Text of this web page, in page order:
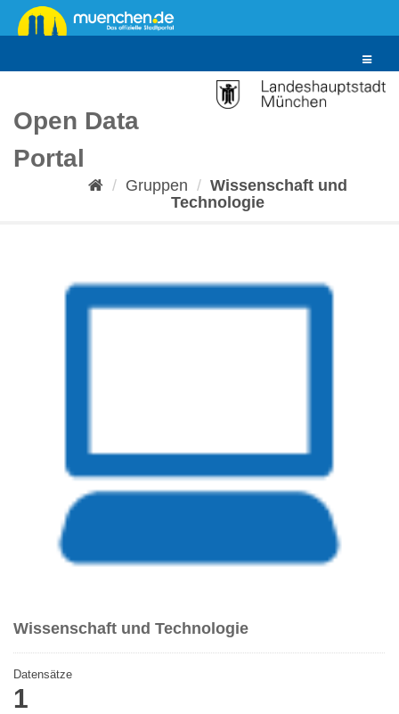
Überspringen
zum
Toggle
Open Data
Portal
Gruppen
Wissenschaft und
Technologie
Wissenschaft und Technologie
Datensätze
1